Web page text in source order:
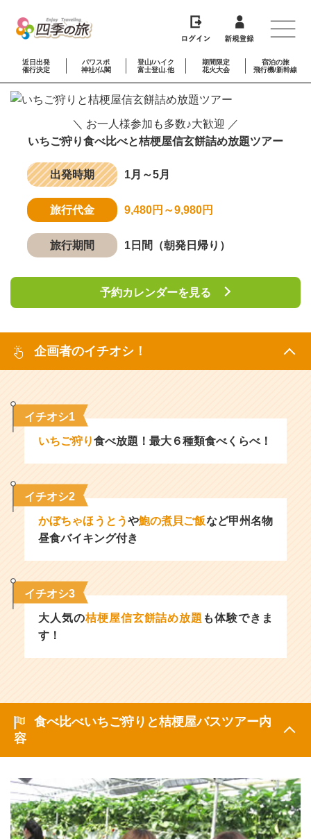
近日出発
催行決定
パワスポ
神社/仏閣
登山/ハイク
富士登山.他
期間限定
花火大会
宿泊の旅
飛行機/新幹線
＼ お一人様参加も多数♪大歓迎 ／
いちご狩り食べ比べと桔梗屋信玄餅詰め放題ツアー
出発時期 1月～5月
旅行代金 9,480円～9,980円
旅行期間 1日間（朝発日帰り）
予約カレンダーを見る
企画者のイチオシ！
イチオシ1
いちご狩り食べ放題！最大６種類食べくらべ！
イチオシ2
かぼちゃほうとうや鮑の煮貝ご飯など甲州名物
昼食バイキング付き
イチオシ3
大人気の桔梗屋信玄餅詰め放題 も体験できま
す！
食べ比べいちご狩りと桔梗屋バスツアー内
容